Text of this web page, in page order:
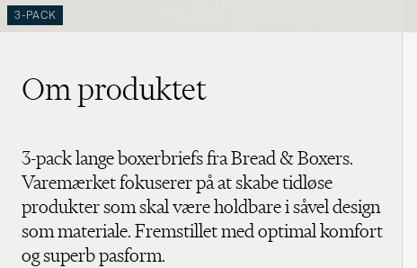
3-PACK
Om produktet
3-pack lange boxerbriefs fra Bread & Boxers.
Varemærket fokuserer på at skabe tidløse
produkter som skal være holdbare i såvel design
som materiale. Fremstillet med optimal komfort
og superb pasform.